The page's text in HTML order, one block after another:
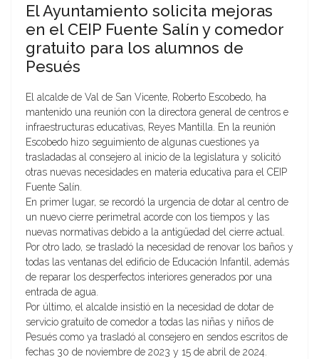
El Ayuntamiento solicita mejoras
en el CEIP Fuente Salín y comedor
gratuito para los alumnos de
Pesués
El alcalde de Val de San Vicente, Roberto Escobedo, ha
mantenido una reunión con la directora general de centros e
infraestructuras educativas, Reyes Mantilla. En la reunión
Escobedo hizo seguimiento de algunas cuestiones ya
trasladadas al consejero al inicio de la legislatura y solicitó
otras nuevas necesidades en materia educativa para el CEIP
Fuente Salín.
En primer lugar, se recordó la urgencia de dotar al centro de
un nuevo cierre perimetral acorde con los tiempos y las
nuevas normativas debido a la antigüedad del cierre actual.
Por otro lado, se trasladó la necesidad de renovar los baños y
todas las ventanas del edificio de Educación Infantil, además
de reparar los desperfectos interiores generados por una
entrada de agua.
Por último, el alcalde insistió en la necesidad de dotar de
servicio gratuito de comedor a todas las niñas y niños de
Pesués como ya trasladó al consejero en sendos escritos de
fechas 30 de noviembre de 2023 y 15 de abril de 2024.